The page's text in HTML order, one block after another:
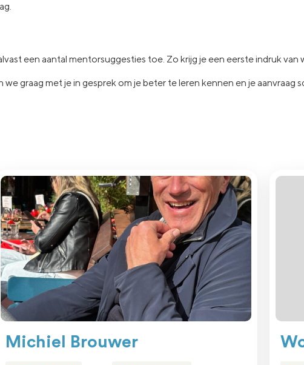
een aantal mentorsuggesties toe. Zo krijg je een eerste indruk van
we graag met je in gesprek om je beter te leren kennen en je aanvraag
Michiel Brouwer